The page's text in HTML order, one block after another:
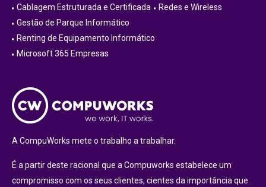
Cablagem Estruturada e Certificada
Redes e Wireless
Gestão de Parque Informático
Renting de Equipamento Informático
Microsoft 365 Empresas
A CompuWorks mete o trabalho a trabalhar.
É a partir deste racional que a Compuworks estabelece um
compromisso com os seus clientes, cientes da importância que